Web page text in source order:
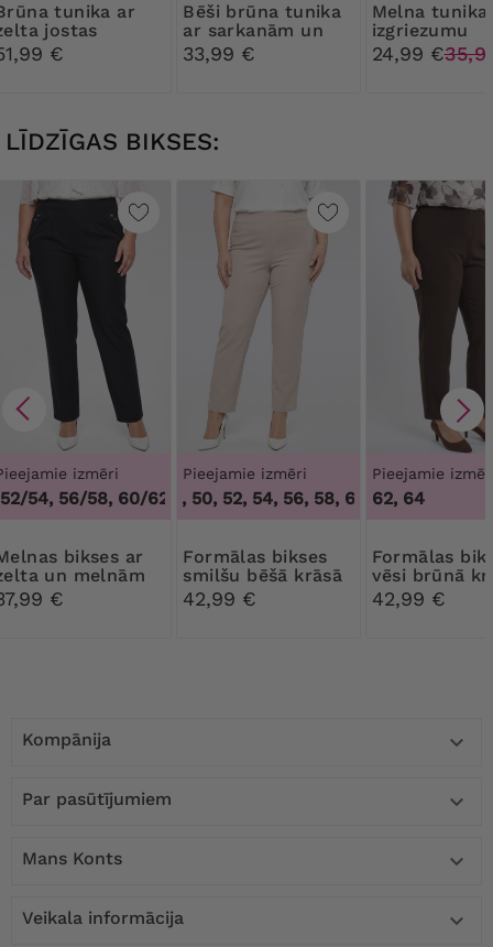
ar
jostas
€
Bēši brūna tunika
ar sarkanām un
zelta jostas
33,99 €
Melna tunika ar
izgriezumu
24,99 €
LĪDZĪGAS BIKSES:
izmēri
54, 56/58, 60/62, 48/50, 52/54, 56/58, 60/62
ar
un melnām
€
Pieejamie izmēri
46, 48, 50, 52, 54, 56, 58, 60, 62, 64,
Formālas bikses
smilšu bēšā krāsā
42,99 €
Pieejamie
62, 64
Formālas bikses
vēsi brūnā
42,99 €
Kompānija 
Par pasūtījumiem 
Mans Konts 
Veikala informācija 